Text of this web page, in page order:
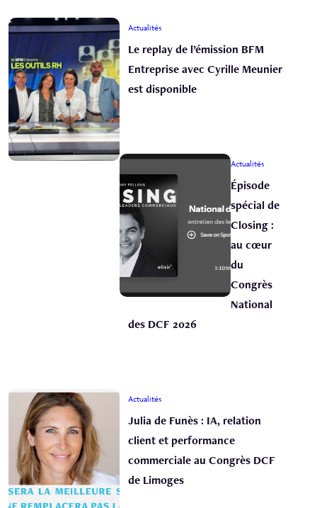
Actualités
Le replay de l’émission BFM
Entreprise avec Cyrille Meunier
est disponible
Actualités
Épisode
spécial de
Closing :
au cœur
du
Congrès
National
des DCF 2026
Actualités
Julia de Funès : IA, relation
client et performance
commerciale au Congrès DCF
de Limoges